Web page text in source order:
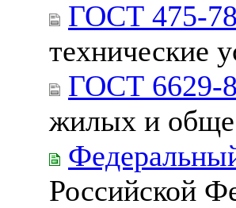
ГОСТ 475-78
технические
ГОСТ 6629-
жилых и
Российской